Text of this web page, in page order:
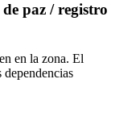
paz / registro
en la zona. El
dependencias